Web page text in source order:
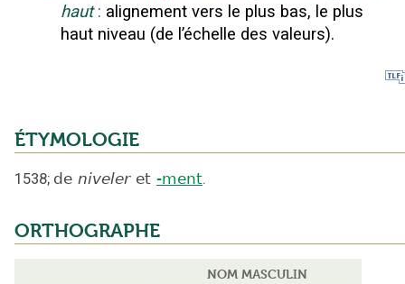
haut : alignement vers le plus bas, le plus
haut niveau (de l’échelle des valeurs).
ÉTYMOLOGIE
1538; de niveler et -ment.
ORTHOGRAPHE
NOM MASCULIN